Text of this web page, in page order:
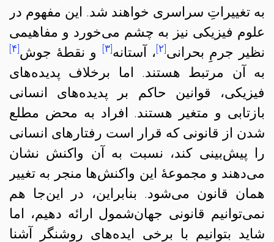
به تغییراتِ سراسری خواهند شد. این مفهوم در
علوم فیزیکی نیز به چشم می‌خورد و مفاهیمی
نظیر جرمِ بحرانی[۲]، آستانه[۳] و نقطهٔ جوش[۴]
به آن مرتبط هستند. اما برخلاف پدیده‌های
فیزیکی، قوانین حاکم بر پدیده‌های انسانی
بازتابی و متغیر هستند. افراد به محض مطلع
شدن از قانونی که قرار است رفتارهای انسانی
را پیش‌بینی کند، نسبت به آن واکنش نشان
می‌دهند و مجموعهٔ این واکنش‌ها منجر به تغییر
همان قانون می‌شود. بنابراین، در این‌جا هم
نمی‌توانیم قانونی جهان‌شمول ارائه دهیم، اما
شاید بتوانیم با برخی ایده‌های روشنگر آشنا